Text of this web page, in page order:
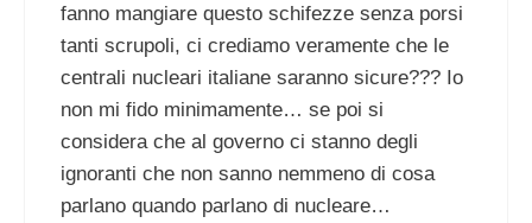
fanno mangiare questo schifezze senza porsi
tanti scrupoli, ci crediamo veramente che le
centrali nucleari italiane saranno sicure??? Io
non mi fido minimamente… se poi si
considera che al governo ci stanno degli
ignoranti che non sanno nemmeno di cosa
parlano quando parlano di nucleare…